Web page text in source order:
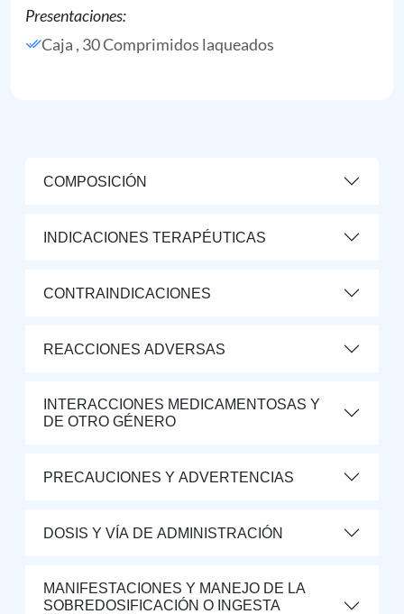
Presentaciones:
Caja , 30 Comprimidos laqueados
COMPOSICIÓN
INDICACIONES TERAPÉUTICAS
CONTRAINDICACIONES
REACCIONES ADVERSAS
INTERACCIONES MEDICAMENTOSAS Y
DE OTRO GÉNERO
PRECAUCIONES Y ADVERTENCIAS
DOSIS Y VÍA DE ADMINISTRACIÓN
MANIFESTACIONES Y MANEJO DE LA
SOBREDOSIFICACIÓN O INGESTA